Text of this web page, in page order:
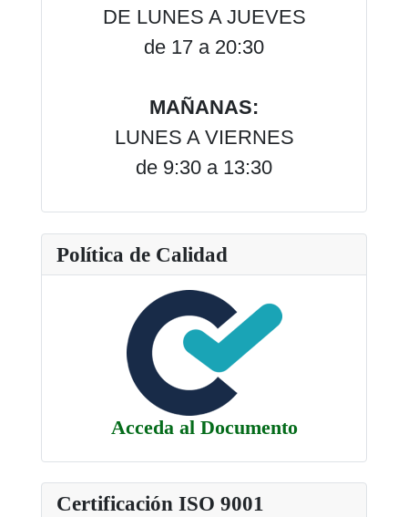
DE LUNES A JUEVES
de 17 a 20:30
MAÑANAS:
LUNES A VIERNES
de 9:30 a 13:30
Política de Calidad
Acceda al Documento
Certificación ISO 9001